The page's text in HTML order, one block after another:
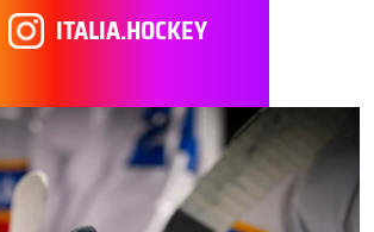
ITALIA.HOCKEY